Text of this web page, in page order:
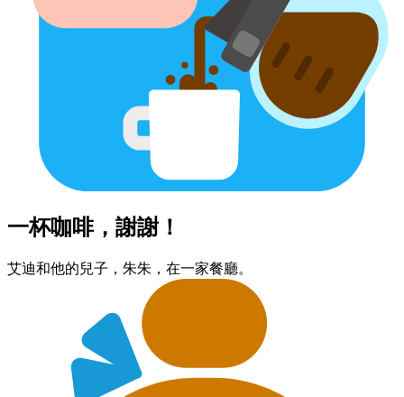
一杯​咖啡，​謝謝！
艾迪​和​他的​兒子，​朱朱，​在​一家​餐廳。